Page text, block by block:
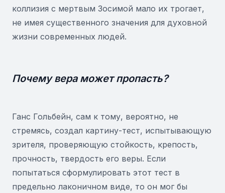
коллизия с мертвым Зосимой мало их трогает,
не имея существенного значения для духовной
жизни современных людей.
Почему вера может пропасть?
Ганс Гольбейн, сам к тому, вероятно, не
стремясь, создал картину-тест, испытывающую
зрителя, проверяющую стойкость, крепость,
прочность, твердость его веры. Если
попытаться сформулировать этот тест в
предельно лаконичном виде, то он мог бы